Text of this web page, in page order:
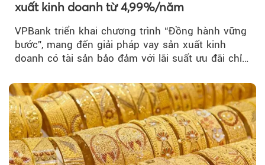
xuất kinh doanh từ 4,99%/năm
VPBank triển khai chương trình “Đồng hành vững
bước”, mang đến giải pháp vay sản xuất kinh
doanh có tài sản bảo đảm với lãi suất ưu đãi chỉ